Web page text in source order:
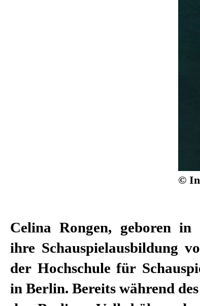
©
Celina Rongen, geboren in
ihre Schauspielausbildung
der Hochschule für
in Berlin. Bereits während
Nationaltheater
Intendanz von Burkhard
Spielzeit 2018/19
Stuttgart. Sie arbeitete